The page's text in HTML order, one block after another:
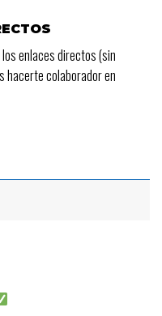
enlaces directos (sin
hacerte colaborador en